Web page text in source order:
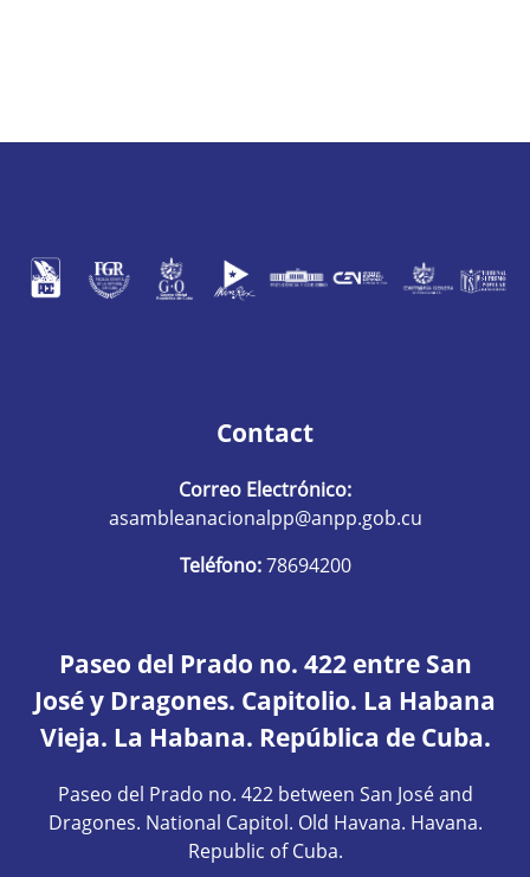
Contact
Correo Electrónico:
asambleanacionalpp@anpp.gob.cu
Teléfono:78694200
Paseo del Prado no. 422 entre San
José y Dragones. Capitolio. La Habana
Vieja. La Habana. República de Cuba.
Paseo del Prado no. 422 between San José and
Dragones. National Capitol. Old Havana. Havana.
Republic of Cuba.